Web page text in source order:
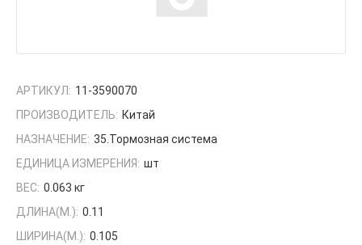
АРТИКУЛ: 11-3590070
ПРОИЗВОДИТЕЛЬ: Китай
НАЗНАЧЕНИЕ: 35.Тормозная система
ЕДИНИЦА ИЗМЕРЕНИЯ: шт
ВЕС: 0.063 кг
ДЛИНА(М.): 0.11
ШИРИНА(М.): 0.105